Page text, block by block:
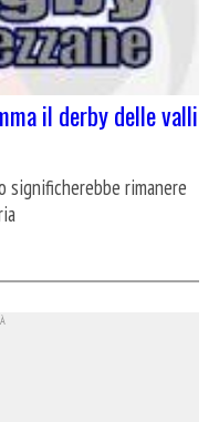
il derby delle valli
significherebbe rimanere